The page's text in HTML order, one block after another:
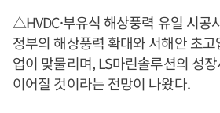
△HVDC·부유식 해상풍력 유일 시공
정부의 해상풍력 확대와 서해안 초
업이 맞물리며, LS마린솔루션의 성
이어질 것이라는 전망이 나왔다.